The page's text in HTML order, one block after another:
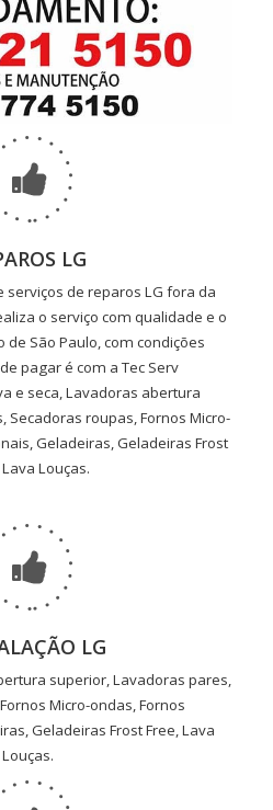
LG
de reparos LG fora da
o serviço com qualidade e o
São Paulo, com condições
pagar é com a Tec Serv
e seca, Lavadoras abertura
Secadoras roupas, Fornos Micro-
Geladeiras, Geladeiras Frost
Louças.
LG
superior, Lavadoras pares,
Micro-ondas, Fornos
Geladeiras Frost Free, Lava
Louças.